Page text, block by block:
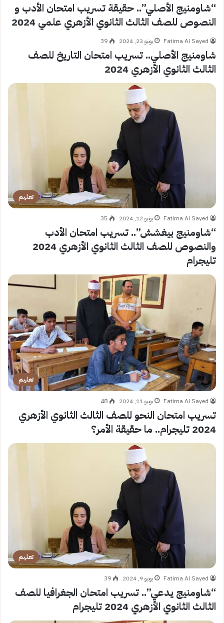
“شاومنيج الأصلي”.. حقيقة تسريب امتحان الأدب و
النصوص للصف الثالث الثانوي الأزهري علمي 2024
Fatima Al Sayed يونيو 23, 2024 39
شاومنيج الأصلي.. تسريب امتحان التاريخ للصف
الثالث الثانوي الأزهري 2024
تعليم
Fatima Al Sayed يونيو 12, 2024 35
“شاومنيج بيغشش”.. تسريب امتحان الأدب
والنصوص للصف الثالث الثانوي الأزهري 2024
تليجرام
تعليم
Fatima Al Sayed يونيو 11, 2024 48
تسريب امتحان النحو للصف الثالث الثانوي الأزهري
2024 تليجرام.. ما حقيقة الأمر؟
تعليم
Fatima Al Sayed يونيو 9, 2024 39
“شاومنيج يدعي”.. تسريب امتحان الجغرافيا للصف
الثالث الثانوي الأزهري 2024 تليجرام